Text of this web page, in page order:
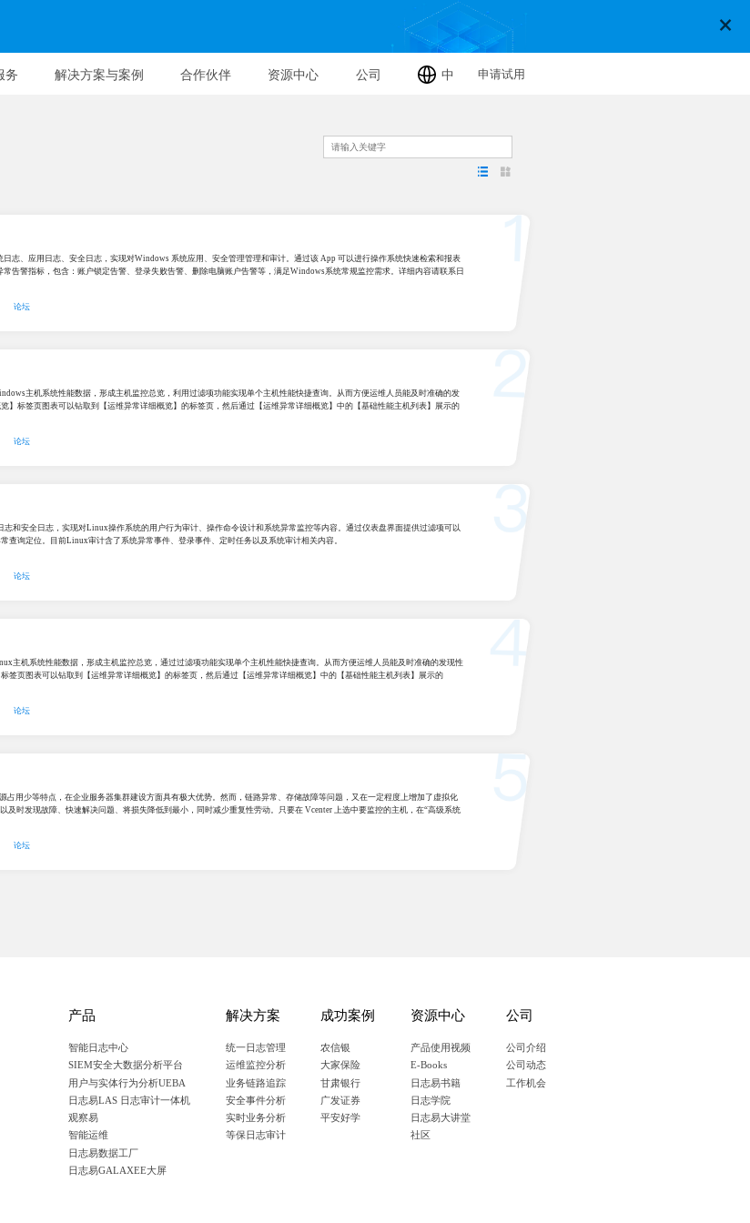
×
务 解决方案与案例 合作伙伴 资源中心 公司 中 申请试用
志、应用日志、安全日志，实现对Windows 系统应用、安全管理管理和审计。通过该 App 可以进行操作系统快速检索和报表
告警指标，包含：账户锁定告警、登录失败告警、删除电脑账户告警等，满足Windows系统常规监控需求。详细内容请联系日
论坛
主机系统性能数据，形成主机监控总览，利用过滤项功能实现单个主机性能快捷查询。从而方便运维人员能及时准确的发
】标签页图表可以钻取到【运维异常详细概览】的标签页，然后通过【运维异常详细概览】中的【基础性能主机列表】展示的
论坛
和安全日志，实现对Linux操作系统的用户行为审计、操作命令设计和系统异常监控等内容。通过仪表盘界面提供过滤项可以
查询定位。目前Linux审计含了系统异常事件、登录事件、定时任务以及系统审计相关内容。
论坛
主机系统性能数据，形成主机监控总览，通过过滤项功能实现单个主机性能快捷查询。从而方便运维人员能及时准确的发现性
签页图表可以钻取到【运维异常详细概览】的标签页，然后通过【运维异常详细概览】中的【基础性能主机列表】展示的
论坛
占用少等特点，在企业服务器集群建设方面具有极大优势。然而，链路异常、存储故障等问题，又在一定程度上增加了虚拟化
及时发现故障、快速解决问题、将损失降低到最小，同时减少重复性劳动。只要在 Vcenter 上选中要监控的主机，在“高级系统
论坛
产品
智能日志中心
SIEM安全大数据分析平台
用户与实体行为分析UEBA
日志易LAS 日志审计一体机
观察易
智能运维
日志易数据工厂
日志易GALAXEE大屏
解决方案
统一日志管理
运维监控分析
业务链路追踪
安全事件分析
实时业务分析
等保日志审计
成功案例
农信银
大家保险
甘肃银行
广发证券
平安好学
资源中心
产品使用视频
E-Books
日志易书籍
日志学院
日志易大讲堂
社区
公司
公司介绍
公司动态
工作机会